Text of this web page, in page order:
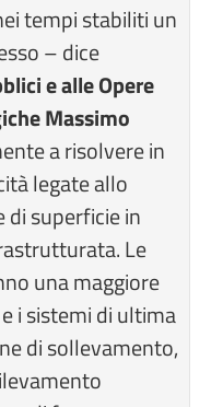
tempi stabiliti un
– dice
e alle Opere
Massimo
a risolvere in
legate allo
superficie in
Le
una maggiore
i sistemi di ultima
di sollevamento,